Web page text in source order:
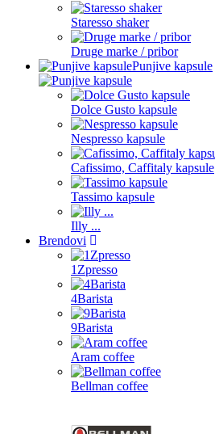
Staresso shaker
Druge marke / pribor
Punjive kapsule
Dolce Gusto kapsule
Nespresso kapsule
Cafissimo, Caffitaly kapsule
Tassimo kapsule
Illy ...
Brendovi
1Zpresso
4Barista
9Barista
Aram coffee
Bellman coffee